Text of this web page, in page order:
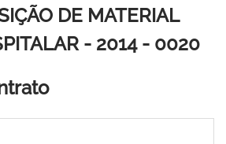
DE MATERIAL
- 2014 - 0020